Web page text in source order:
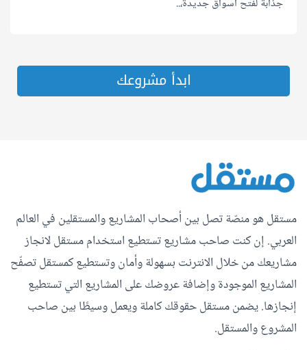
جذابة لفتح أسواق جديدة،..
ابدأ مشروعك
مستقل هو منصّة تصل بين أصحاب المشاريع والمستقلين في العالم
العربي. إن كنت صاحب مشاريع تستطيع استخدام مستقل لانجاز
مشاريعك من خلال الانترنت بسهولة وأمان وتستطيع كمستقل تصفّح
المشاريع الموجودة وإضافة عروضك على المشاريع التي تستطيع
إنجازها. يضمن مستقل حقوقك كاملة ويعمل وسيطًا بين صاحب
المشروع والمستقل.